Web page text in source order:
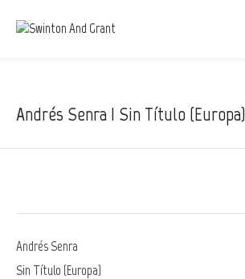
Andrés Senra | Sin Título (Europa)
Andrés Senra
Sin Título (Europa)